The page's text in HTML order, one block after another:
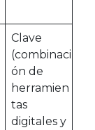
Clave
(combinaci
ón de
herramien
tas
digitales y